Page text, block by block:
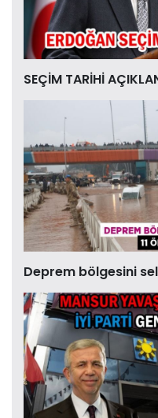
SEÇİM TARİHİ
Deprem bölgesini sel